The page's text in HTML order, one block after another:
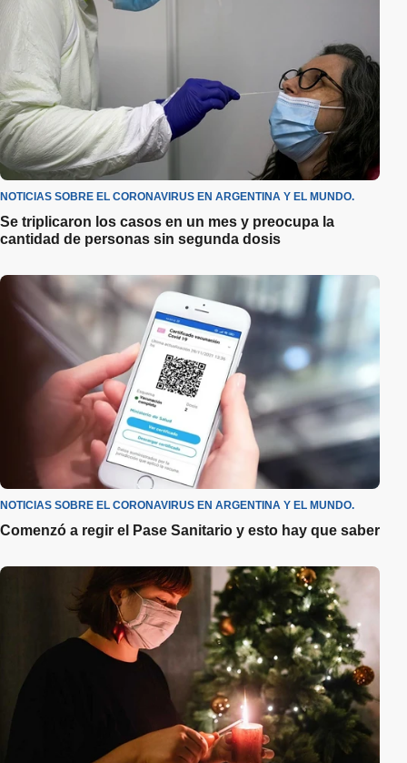
NOTICIAS SOBRE EL CORONAVIRUS EN ARGENTINA Y EL MUNDO.
Se triplicaron los casos en un mes y preocupa la
cantidad de personas sin segunda dosis
NOTICIAS SOBRE EL CORONAVIRUS EN ARGENTINA Y EL MUNDO.
Comenzó a regir el Pase Sanitario y esto hay que saber